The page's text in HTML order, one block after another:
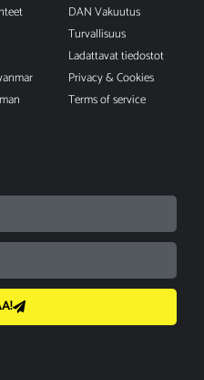
DAN Vakuutus
Turvallisuus
Ladattavat tiedostot
Privacy & Cookies
Terms of service